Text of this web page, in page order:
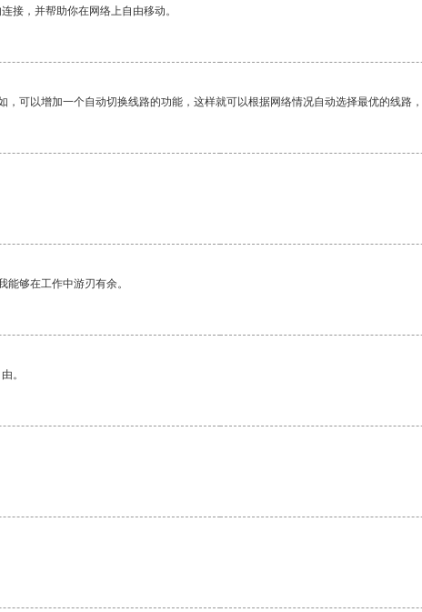
接，并帮助你在网络上自由移动。
可以增加一个自动切换线路的功能，这样就可以根据网络情况自动选择最优的线路
够在工作中游刃有余。
。